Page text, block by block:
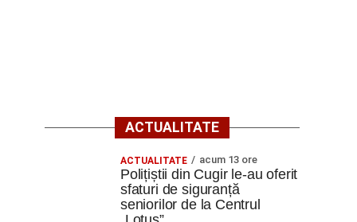
ACTUALITATE
ACTUALITATE acum 13 ore
Polițiștii din Cugir le-au oferit
sfaturi de siguranță
seniorilor de la Centrul